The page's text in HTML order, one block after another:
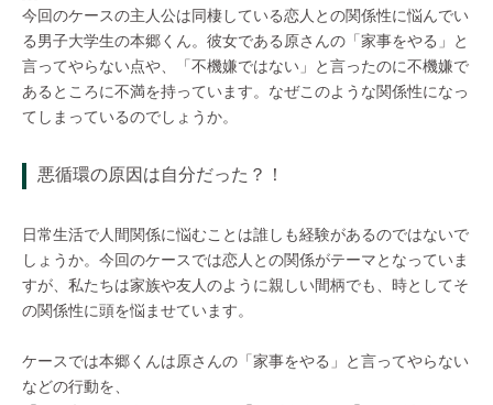
今回のケースの主人公は同棲している恋人との関係性に悩んでい
る男子大学生の本郷くん。彼女である原さんの「家事をやる」と
言ってやらない点や、「不機嫌ではない」と言ったのに不機嫌で
あるところに不満を持っています。なぜこのような関係性になっ
てしまっているのでしょうか。
悪循環の原因は自分だった？！
日常生活で人間関係に悩むことは誰しも経験があるのではないで
しょうか。今回のケースでは恋人との関係がテーマとなっていま
すが、私たちは家族や友人のように親しい間柄でも、時としてそ
の関係性に頭を悩ませています。
ケースでは本郷くんは原さんの「家事をやる」と言ってやらない
などの行動を、